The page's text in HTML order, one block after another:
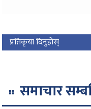
प्रतिकृया दिनुहोस्
समाचार